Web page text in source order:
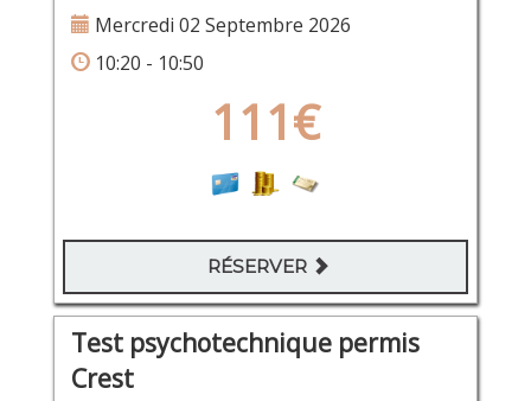
Mercredi 02 Septembre 2026
10:20 - 10:50
111€
RÉSERVER
Test psychotechnique permis
Crest